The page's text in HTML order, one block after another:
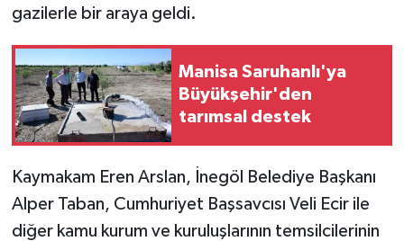
gazilerle bir araya geldi.
Manisa Saruhanlı'ya
Büyükşehir'den
tarımsal destek
Kaymakam Eren Arslan, İnegöl Belediye Başkanı
Alper Taban, Cumhuriyet Başsavcısı Veli Ecir ile
diğer kamu kurum ve kuruluşlarının temsilcilerinin